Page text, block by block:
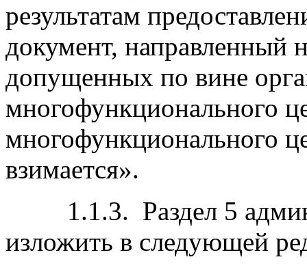
результатам
документ, направленный
допущенных по вине
многофункционального
многофункционального
взимается».
1.1.3. Раздел 5
изложить в следующей